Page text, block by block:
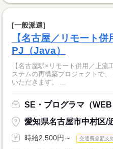
[一般派遣]
【名古屋／リモート
PJ（Java）
【名古屋駅×リモート併用／上
ステムの再構築プロジェクトで
いただきます。 ...
SE・プログラマ（WEB
愛知県名古屋市中村区/
時給2,500円～ 交通費全額支